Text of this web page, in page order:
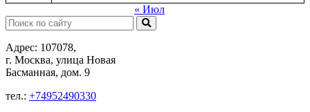
« Июл
Поиск:
Адрес: 107078,
г. Москва, улица Новая
Басманная, дом. 9
тел.: +74952490330